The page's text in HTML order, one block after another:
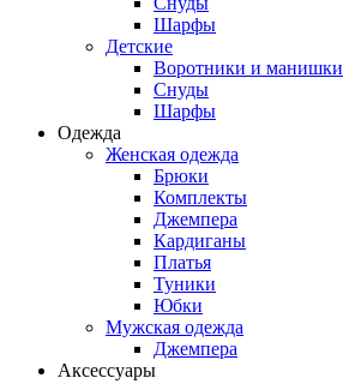
Шарфы
Детские
Воротники и манишки
Снуды
Шарфы
Одежда
Женская одежда
Брюки
Комплекты
Джемпера
Кардиганы
Платья
Туники
Юбки
Мужская одежда
Джемпера
Аксессуары